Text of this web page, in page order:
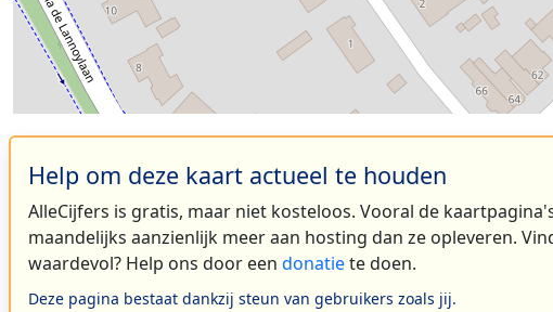
Help om deze kaart actueel te houden
AlleCijfers is gratis, maar niet kosteloos. Vooral de
maandelijks aanzienlijk meer aan hosting dan ze opleveren.
waardevol? Help ons door een donatiete doen.
Deze pagina bestaat dankzij steun van gebruikers zoals jij.